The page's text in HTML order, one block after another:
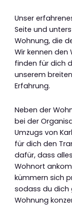
Unser
Seite und
Wohnung, die
Wir kennen den
finden für dich
unserem
Erfahrung.
Neben der
bei der
Umzugs von
für dich den
dafür, dass
Wohnort
kümmern sich
sodass du dich
Wohnung